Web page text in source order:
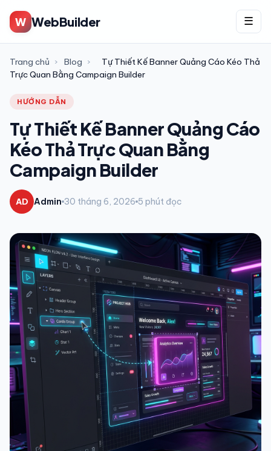
W WebBuilder ☰
Trang chủ › Blog ›
Tự Thiết Kế Banner Quảng Cáo Kéo Thả
Trực Quan Bằng Campaign Builder
HƯỚNG DẪN
Tự Thiết Kế Banner Quảng Cáo
Kéo Thả Trực Quan Bằng
Campaign Builder
AD Admin 30 tháng 6, 2026 5 phút đọc